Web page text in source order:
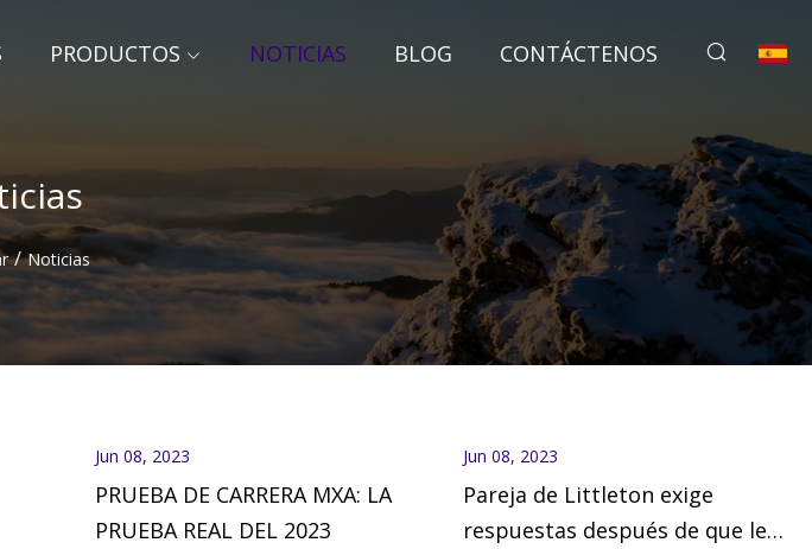
PRODUCTOS NOTICIAS BLOG CONTÁCTENOS
/ Noticias
Jun 08, 2023
PRUEBA DE CARRERA MXA: LA
PRUEBA REAL DEL 2023
Jun 08, 2023
Pareja de Littleton exige
respuestas después de que les